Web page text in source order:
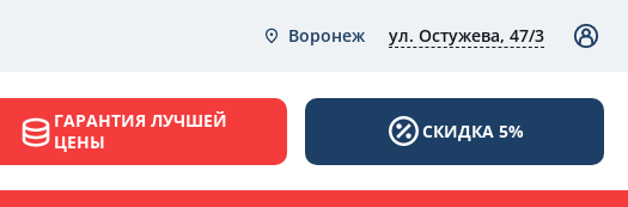
Воронеж ул. Остужева, 47/3
ГАРАНТИЯ ЛУЧШЕЙ
ЦЕНЫ
СКИДКА 5%